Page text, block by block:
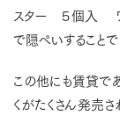
スター ５個入
で隠ぺいすることで
この他にも賃貸で
くがたくさん発売